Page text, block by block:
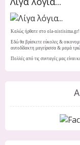
Καλώς ήρθατε στο ola-nistisima.gr!
Εδώ θα βρίσκετε εύκολες &
αυτοδίδακτη μαγείρισσα & μαμά
Πολλές από τις συνταγές μας είναι